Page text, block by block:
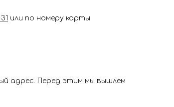
или по номеру карты
адрес. Перед этим мы вышлем